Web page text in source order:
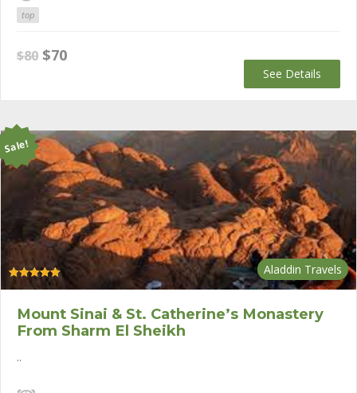
top
$80 Original
$80.
$70Current
$70.
See Details
Sale!
Aladdin Travels
Mount Sinai & St. Catherine’s Monastery
From Sharm El Sheikh
..